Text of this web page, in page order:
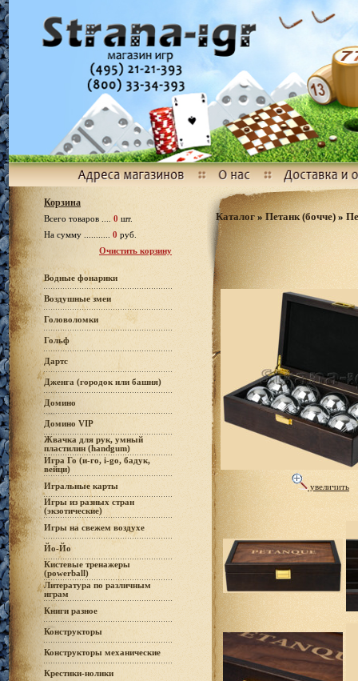
Корзина
Всего товаров ....0 шт.
На сумму ........... 0 руб.
Очистить корзину
Водные фонарики
Воздушные змеи
Головоломки
Гольф
Дартс
Дженга (городок или башня)
Домино
Домино VIP
Жвачка для рук, умный
пластилин (handgum)
Игра Го (и-го, i-go, бадук,
вейци)
Игральные карты
Игры из разных стран
(экзотические)
Игры на свежем воздухе
Йо-Йо
Кистевые тренажеры
(powerball)
Литература по различным
играм
Книги разное
Конструкторы
Конструкторы механические
Крестики-нолики
Каталог» Петанк (бочче)»
увеличить